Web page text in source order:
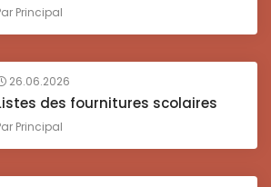
Principal
26.06.2026
des fournitures scolaires
Principal